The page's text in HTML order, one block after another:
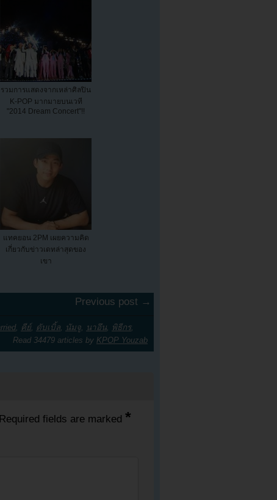
รวมการแสดงจากเหล่าศิลปิน
K-POP มากมายบนเวที
"2014 Dream Concert"!!
แทคยอน 2PM เผยความคิด
เกี่ยวกับข่าวเดทล่าสุดของ
เขา
Previous post →
, คีย์, ดับเบิ้ล, นัมจู, นาอึน, พิธีกร,
Read 34479 articles by KPOP Youzab
Required fields are marked *